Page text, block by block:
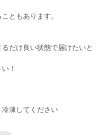
ともあります。
だけ良い状態で届けたいと
！
凍してください